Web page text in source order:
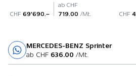
CHF 69'690.–
ab CHF
719.00 /Mt. CHF
MERCEDES-BENZ Sprinter
ab CHF 636.00 /Mt.